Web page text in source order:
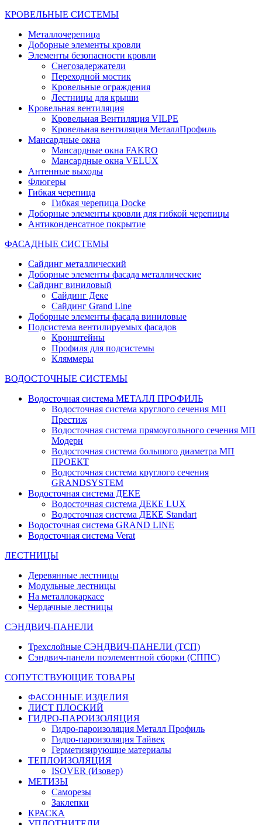
КРОВЕЛЬНЫЕ СИСТЕМЫ
Металлочерепица
Доборные элементы кровли
Элементы безопасности кровли
Снегозадержатели
Переходной мостик
Кровельные ограждения
Лестницы для крыши
Кровельная вентиляция
Кровельная Вентиляция VILPE
Кровельная вентиляция МеталлПрофиль
Мансардные окна
Мансардные окна FAKRO
Мансардные окна VELUX
Антенные выходы
Флюгеры
Гибкая черепица
Гибкая черепица Docke
Доборные элементы кровли для гибкой черепицы
Антиконденсатное покрытие
ФАСАДНЫЕ СИСТЕМЫ
Сайдинг металлический
Доборные элементы фасада металлические
Сайдинг виниловый
Сайдинг Деке
Сайдинг Grand Line
Доборные элементы фасада виниловые
Подсистема вентилируемых фасадов
Кронштейны
Профиля для подсистемы
Кляммеры
ВОДОСТОЧНЫЕ СИСТЕМЫ
Водосточная система МЕТАЛЛ ПРОФИЛЬ
Водосточная система круглого сечения МП
Престиж
Водосточная система прямоугольного сечения МП
Модерн
Водосточная система большого диаметра МП
ПРОЕКТ
Водосточная система круглого сечения
GRANDSYSTEM
Водосточная система ДЕКЕ
Водосточная система ДЕКЕ LUX
Водосточная система ДЕКЕ Standart
Водосточная система GRAND LINE
Водосточная система Verat
ЛЕСТНИЦЫ
Деревянные лестницы
Модульные лестницы
На металлокаркасе
Чердачные лестницы
СЭНДВИЧ-ПАНЕЛИ
Трехслойные СЭНДВИЧ-ПАНЕЛИ (ТСП)
Сэндвич-панели поэлементной сборки (СППС)
СОПУТСТВУЮЩИЕ ТОВАРЫ
ФАСОННЫЕ ИЗДЕЛИЯ
ЛИСТ ПЛОСКИЙ
ГИДРО-ПАРОИЗОЛЯЦИЯ
Гидро-пароизоляция Металл Профиль
Гидро-пароизоляция Тайвек
Герметизирующие материалы
ТЕПЛОИЗОЛЯЦИЯ
ISOVER (Изовер)
МЕТИЗЫ
Саморезы
Заклепки
КРАСКА